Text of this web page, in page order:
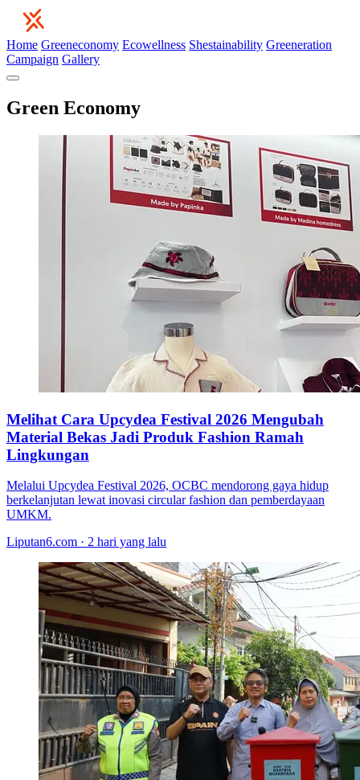
Home Greeneconomy Ecowellness Shestainability Greeneration
Campaign Gallery
Green Economy
Melihat Cara Upcydea Festival 2026 Mengubah
Material Bekas Jadi Produk Fashion Ramah
Lingkungan
Melalui Upcydea Festival 2026, OCBC mendorong gaya hidup
berkelanjutan lewat inovasi circular fashion dan pemberdayaan
UMKM.
Liputan6.com · 2 hari yang lalu